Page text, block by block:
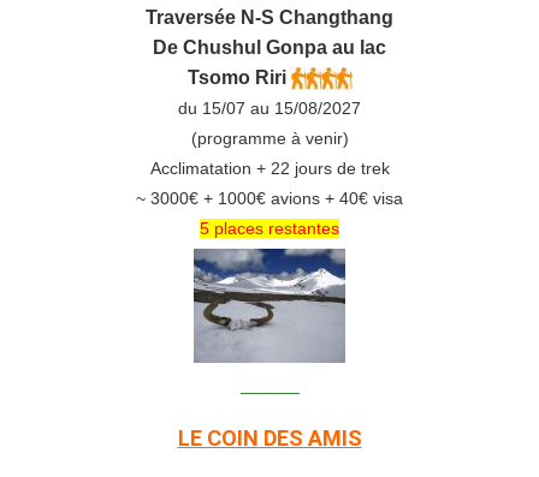
Traversée N-S Changthang
De C hushul Gonpa au lac
Tsomo Riri
du 15/07 au 15/08/2027
(programme à venir)
Acclimatation + 22 jours de trek
~ 3000€ + 1000€ avions + 40€ visa
5 places restantes
LE COIN DES AMIS